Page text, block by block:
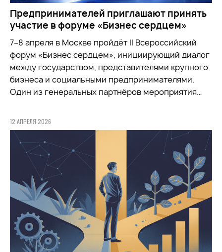
Предпринимателей приглашают принять
участие в форуме «Бизнес сердцем»
7–8 апреля в Москве пройдёт II Всероссийский
форум «Бизнес сердцем», инициирующий диалог
между государством, представителями крупного
бизнеса и социальными предпринимателями.
Один из генеральных партнёров мероприятия…
12 АПРЕЛЯ 2026